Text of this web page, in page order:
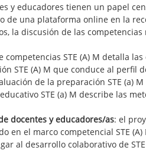
y educadores tienen un papel
de una plataforma online en la
la discusión de las
competencias STE (A) M detalla
STE (A) M que conduce al perfil
de la preparación STE (a)
STE (a) M describe las
docentes y educadores/as: el
en el marco competencial STE
al desarrollo colaborativo de